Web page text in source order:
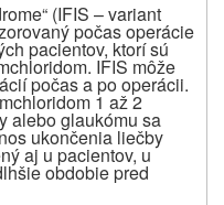
(IFIS – variant
počas operácie
pacientov, ktorí sú
IFIS môže
počas a po operácii.
1 až 2
alebo glaukómu sa
ukončenia liečby
aj u pacientov, u
obdobie pred